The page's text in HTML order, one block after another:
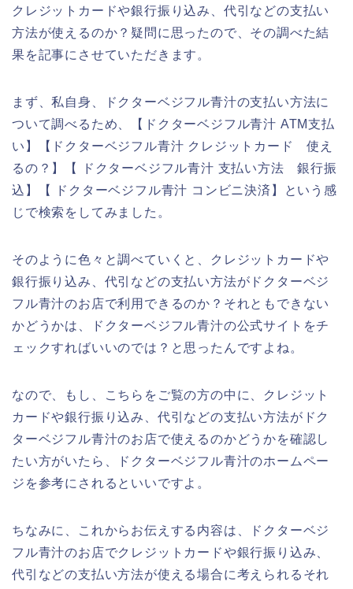
クレジットカードや銀行振り込み、代引などの支払い
方法が使えるのか？疑問に思ったので、その調べた結
果を記事にさせていただきます。
まず、私自身、ドクターベジフル青汁の支払い方法に
ついて調べるため、【ドクターベジフル青汁 ATM支払
い】【ドクターベジフル青汁 クレジットカード 使え
るの？】【 ドクターベジフル青汁 支払い方法 銀行振
込】【 ドクターベジフル青汁 コンビニ決済】という感
じで検索をしてみました。
そのように色々と調べていくと、クレジットカードや
銀行振り込み、代引などの支払い方法がドクターベジ
フル青汁のお店で利用できるのか？それともできない
かどうかは、ドクターベジフル青汁の公式サイトをチ
ェックすればいいのでは？と思ったんですよね。
なので、もし、こちらをご覧の方の中に、クレジット
カードや銀行振り込み、代引などの支払い方法がドク
ターベジフル青汁のお店で使えるのかどうかを確認し
たい方がいたら、ドクターベジフル青汁のホームペー
ジを参考にされるといいですよ。
ちなみに、これからお伝えする内容は、ドクターベジ
フル青汁のお店でクレジットカードや銀行振り込み、
代引などの支払い方法が使える場合に考えられるそれ